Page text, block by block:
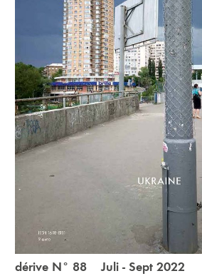
dérive N° 88 Juli - Sept 2022